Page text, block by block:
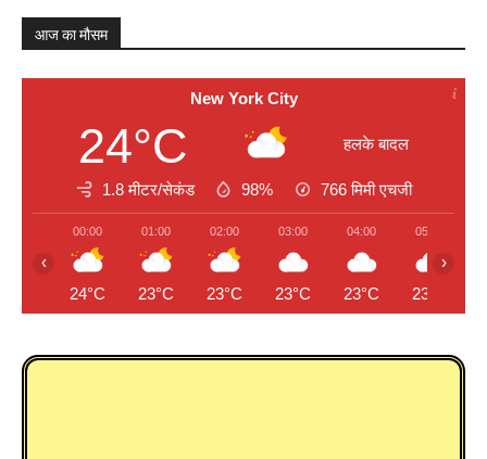
आज का मौसम
New York City
24°C हलके बादल
1.8 मीटर/सेकंड 98% 766मिमी एचजी
00:00
24°C
01:00
23°C
02:00
23°C
03:00
23°C
04:00
23°C
05:00
23°C
‹ ›